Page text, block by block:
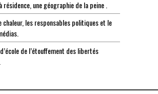
une géographie de la peine .
chaleur, les responsables politiques et le
de l’étouffement des libertés